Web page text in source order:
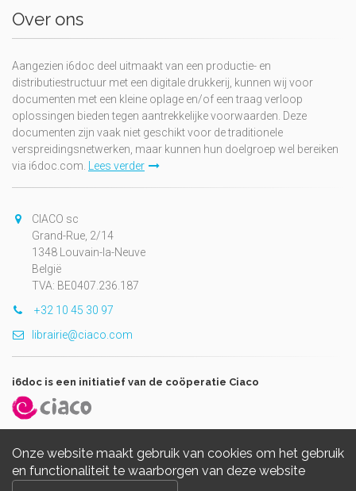
Onze website maakt gebruik van cookies om het gebruik
en functionaliteit te waarborgen van deze website
Over ons
Aangezien i6doc deel uitmaakt van een productie- en
distributiestructuur met een digitale drukkerij, kunnen wij voor
documenten met een kleine oplage en/of een traag verloop
oplossingen bieden tegen aantrekkelijke voorwaarden. Deze
documenten zijn vaak niet geschikt voor de traditionele
verspreidingsnetwerken, maar kunnen hun doelgroep wel bereiken
via i6doc.com. Lees verder
CIACO sc
Grand-Rue, 2/14
1348 Louvain-la-Neuve
België
TVA: BE0407.236.187
+32 10 45 30 97
librairie@ciaco.com
i6doc is een initiatief van de coöperatie Ciaco